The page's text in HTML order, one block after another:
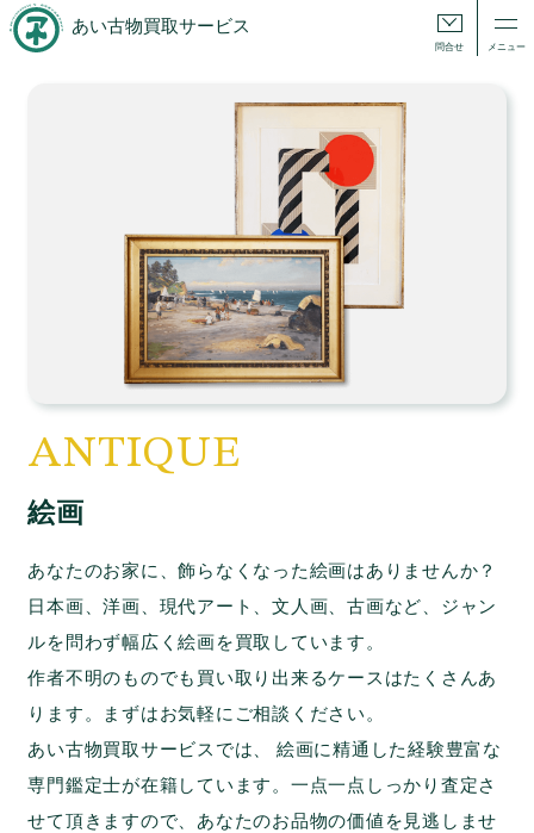
あい古物買取サービス
問合せ メニュー
ANTIQUE
絵画
あなたのお家に、飾らなくなった絵画はありませんか？
日本画、洋画、現代アート、文人画、古画など、ジャン
ルを問わず幅広く絵画を買取しています。
作者不明のものでも買い取り出来るケースはたくさんあ
ります。まずはお気軽にご相談ください。
あい古物買取サービスでは、 絵画に精通した経験豊富な
専門鑑定士が在籍しています。一点一点しっかり査定さ
せて頂きますので、あなたのお品物の価値を見逃しませ